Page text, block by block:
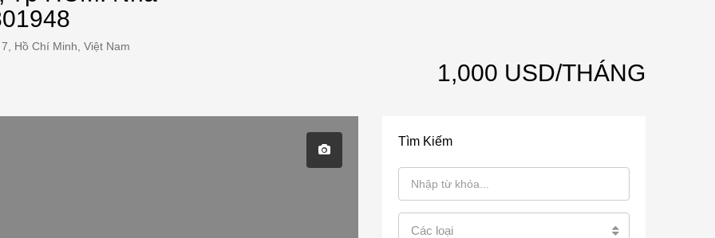
Hồ Chí Minh, Việt Nam
1,000 USD/THÁNG
Tìm Kiếm
Các loại